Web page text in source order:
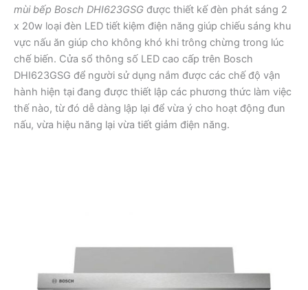
mùi bếp Bosch DHI623GSG được thiết kế đèn phát sáng 2
x 20w loại đèn LED tiết kiệm điện năng giúp chiếu sáng khu
vực nấu ăn giúp cho không khó khi trông chừng trong lúc
chế biến. Cửa sổ thông số LED cao cấp trên Bosch
DHI623GSG để người sử dụng nắm được các chế độ vận
hành hiện tại đang được thiết lập các phương thức làm việc
thế nào, từ đó dễ dàng lập lại để vừa ý cho hoạt động đun
nấu, vừa hiệu năng lại vừa tiết giảm điện năng.